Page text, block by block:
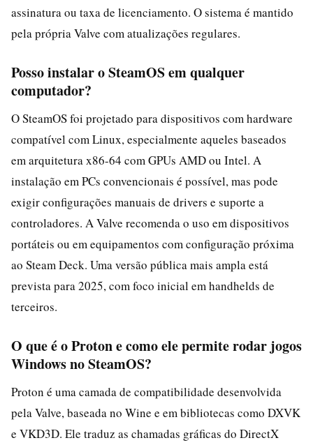
assinatura ou taxa de licenciamento. O sistema é mantido
pela própria Valve com atualizações regulares.
Posso instalar o SteamOS em qualquer
computador?
O SteamOS foi projetado para dispositivos com hardware
compatível com Linux, especialmente aqueles baseados
em arquitetura x86-64 com GPUs AMD ou Intel. A
instalação em PCs convencionais é possível, mas pode
exigir configurações manuais de drivers e suporte a
controladores. A Valve recomenda o uso em dispositivos
portáteis ou em equipamentos com configuração próxima
ao Steam Deck. Uma versão pública mais ampla está
prevista para 2025, com foco inicial em handhelds de
terceiros.
O que é o Proton e como ele permite rodar jogos
Windows no SteamOS?
Proton é uma camada de compatibilidade desenvolvida
pela Valve, baseada no Wine e em bibliotecas como DXVK
e VKD3D. Ele traduz as chamadas gráficas do DirectX